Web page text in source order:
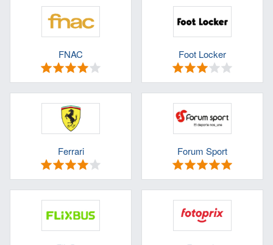
FNAC Foot Locker
Ferrari Forum Sport